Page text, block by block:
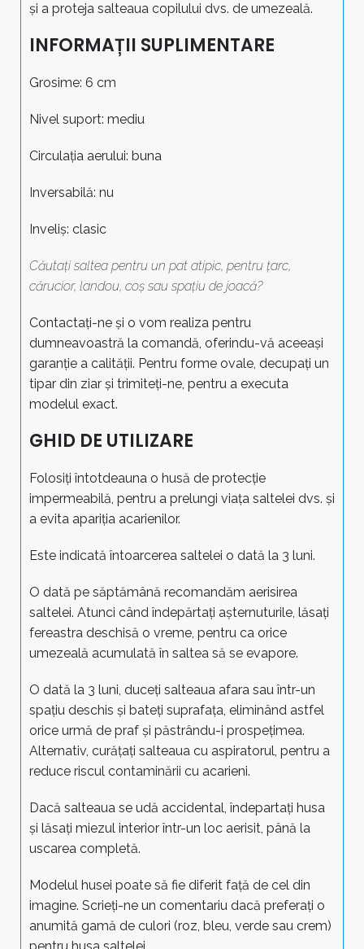
și a proteja salteaua copilului dvs. de umezeală.
INFORMAȚII SUPLIMENTARE
Grosime: 6 cm
Nivel suport: mediu
Circulația aerului: buna
Inversabilă: nu
Inveliș: clasic
Căutați saltea pentru un pat atipic, pentru țarc,
cărucior, landou, coș sau spațiu de joacă?
Contactați-ne și o vom realiza pentru
dumneavoastră la comandă, oferindu-vă aceeași
garanție a calității. Pentru forme ovale, decupați un
tipar din ziar și trimiteți-ne, pentru a executa
modelul exact.
GHID DE UTILIZARE
Folosiți întotdeauna o husă de protecție
impermeabilă, pentru a prelungi viața saltelei dvs. și
a evita apariția acarienilor.
Este indicată întoarcerea saltelei o dată la 3 luni.
O dată pe săptămână recomandăm aerisirea
saltelei. Atunci când îndepărtați așternuturile, lăsați
fereastra deschisă o vreme, pentru ca orice
umezeală acumulată în saltea să se evapore.
O dată la 3 luni, duceți salteaua afara sau într-un
spațiu deschis și bateți suprafața, eliminând astfel
orice urmă de praf și păstrându-i prospețimea.
Alternativ, curățați salteaua cu aspiratorul, pentru a
reduce riscul contaminării cu acarieni.
Dacă salteaua se udă accidental, îndepartați husa
și lăsați miezul interior într-un loc aerisit, până la
uscarea completă.
Modelul husei poate să fie diferit față de cel din
imagine. Scrieți-ne un comentariu dacă preferați o
anumită gamă de culori (roz, bleu, verde sau crem)